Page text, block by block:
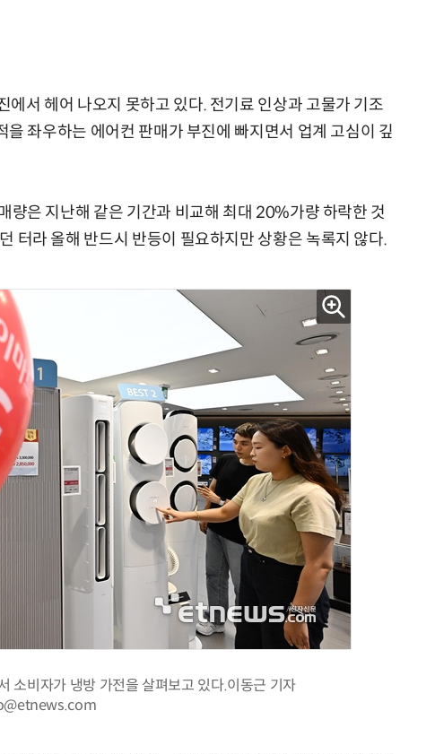
서 헤어 나오지 못하고 있다. 전기료 인상과 고물가 기조
좌우하는 에어컨 판매가 부진에 빠지면서 업계 고심이 깊
량은 지난해 같은 기간과 비교해 최대 20%가량 하락한 것
터라 올해 반드시 반등이 필요하지만 상황은 녹록지 않다.
소비자가 냉방 가전을 살펴보고 있다.이동근 기자